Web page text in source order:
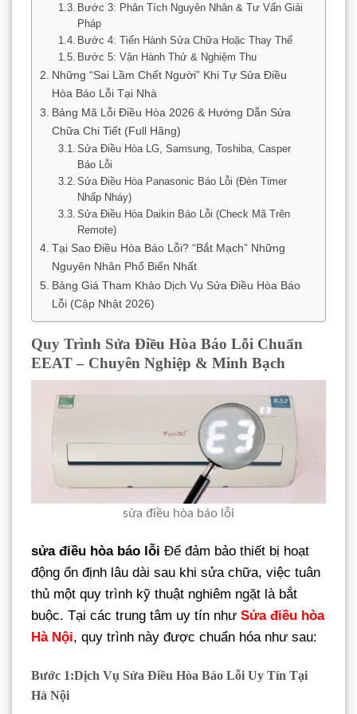
Bước 3: Phân Tích Nguyên Nhân & Tư Vấn Giải
Pháp
Bước 4: Tiến Hành Sửa Chữa Hoặc Thay Thế
Bước 5: Vận Hành Thử & Nghiệm Thu
Những “Sai Lầm Chết Người” Khi Tự Sửa Điều
Hòa Báo Lỗi Tại Nhà
Bảng Mã Lỗi Điều Hòa 2026 & Hướng Dẫn Sửa
Chữa Chi Tiết (Full Hãng)
Sửa Điều Hòa LG, Samsung, Toshiba, Casper
Báo Lỗi
Sửa Điều Hòa Panasonic Báo Lỗi (Đèn Timer
Nhấp Nháy)
Sửa Điều Hòa Daikin Báo Lỗi (Check Mã Trên
Remote)
Tại Sao Điều Hòa Báo Lỗi? “Bắt Mạch” Những
Nguyên Nhân Phổ Biến Nhất
Bảng Giá Tham Khảo Dịch Vụ Sửa Điều Hòa Báo
Lỗi (Cập Nhật 2026)
Quy Trình Sửa Điều Hòa Báo Lỗi Chuẩn
EEAT – Chuyên Nghiệp & Minh Bạch
sửa điều hòa báo lỗi
sửa điều hòa báo lỗi Để đảm bảo thiết bị hoạt
động ổn định lâu dài sau khi sửa chữa, việc tuân
thủ một quy trình kỹ thuật nghiêm ngặt là bắt
buộc. Tại các trung tâm uy tín như Sửa điều hòa
Hà Nội, quy trình này được chuẩn hóa như sau:
Bước 1:Dịch Vụ Sửa Điều Hòa Báo Lỗi Uy Tín Tại
Hà Nội